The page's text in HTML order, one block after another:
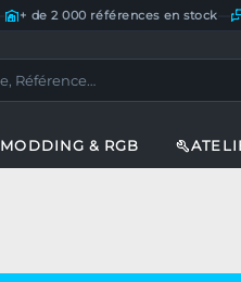
+ de 2 000 références en stock
MODDING & RGB